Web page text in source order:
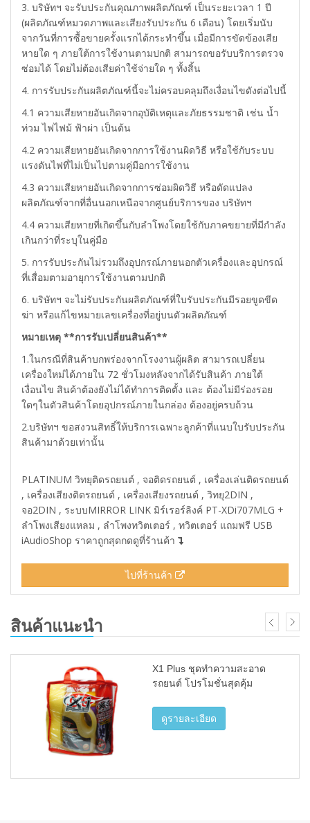
3. บริษัทฯ จะรับประกันคุณภาพผลิตภัณฑ์ เป็นระยะเวลา 1 ปี
(ผลิตภัณฑ์หมวดภาพและเสียงรับประกัน 6 เดือน) โดยเริ่มนับ
จากวันที่การซื้อขายครั้งแรกได้กระทำขึ้น เมื่อมีการขัดข้องเสีย
หายใด ๆ ภายใต้การใช้งานตามปกติ สามารถขอรับบริการตรวจ
ซ่อมได้ โดยไม่ต้องเสียค่าใช้จ่ายใด ๆ ทั้งสิ้น
4. การรับประกันผลิตภัณฑ์นี้จะไม่ครอบคลุมถึงเงื่อนไขดังต่อไปนี้
4.1 ความเสียหายอันเกิดจากอุบัติเหตุและภัยธรรมชาติ เช่น น้ำ
ท่วม ไฟไฟม้ ฟ้าผ่า เป็นต้น
4.2 ความเสียหายอันเกิดจากการใช้งานผิดวิธี หรือใช้กับระบบ
แรงดันไฟที่ไม่เป็นไปตามคู่มือการใช้งาน
4.3 ความเสียหายอันเกิดจากการซ่อมผิดวิธี หรือดัดแปลง
ผลิตภัณฑ์จากที่อื่นนอกเหนือจากศูนย์บริการของ บริษัทฯ
4.4 ความเสียหายที่เกิดขึ้นกับลำโพงโดยใช้กับภาคขยายที่มีกำลัง
เกินกว่าที่ระบุในคู่มือ
5. การรับประกันไม่รวมถึงอุปกรณ์ภายนอกตัวเครื่องและอุปกรณ์
ที่เสื่อมตามอายุการใช้งานตามปกติ
6. บริษัทฯ จะไม่รับประกันผลิตภัณฑ์ที่ใบรับประกันมีรอยขูดขีด
ฆ่า หรือแก้ไขหมายเลขเครื่องที่อยู่บนตัวผลิตภัณฑ์
หมายเหตุ **การรับเปลี่ยนสินค้า**
1.ในกรณีที่สินค้าบกพร่องจากโรงงานผู้ผลิต สามารถเปลี่ยน
เครื่องใหม่ได้ภายใน 72 ชั่วโมงหลังจากได้รับสินค้า ภายใต้
เงื่อนไข สินค้าต้องยังไม่ได้ทำการติดตั้ง และ ต้องไม่มีร่องรอย
ใดๆในตัวสินค้าโดยอุปกรณ์ภายในกล่อง ต้องอยู่ครบถ้วน
2.บริษัทฯ ขอสงวนสิทธิ์ให้บริการเฉพาะลูกค้าที่แนบใบรับประกัน
สินค้ามาด้วยเท่านั้น
PLATINUM วิทยุติดรถยนต์ , จอติดรถยนต์ , เครื่องเล่นติดรถยนต์
, เครื่องเสียงติดรถยนต์ , เครื่องเสียงรถยนต์ , วิทยุ2DIN ,
จอ2DIN , ระบบMIRROR LINK มิร์เรอร์ลิงค์ PT-XDi707MLG +
ลำโพงเสียงแหลม , ลำโพงทวิตเตอร์ , ทวิตเตอร์ แถมฟรี USB
iAudioShop ราคาถูกสุดกดดูที่ร้านค้า
ไปที่ร้านค้า
สินค้าแนะนำ
X1 Plus ชุดทำความสะอาด
รถยนต์ โปรโมชั่นสุดคุ้ม
ดูรายละเอียด